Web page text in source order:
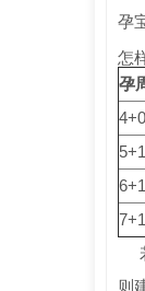
孕
怎
孕
则